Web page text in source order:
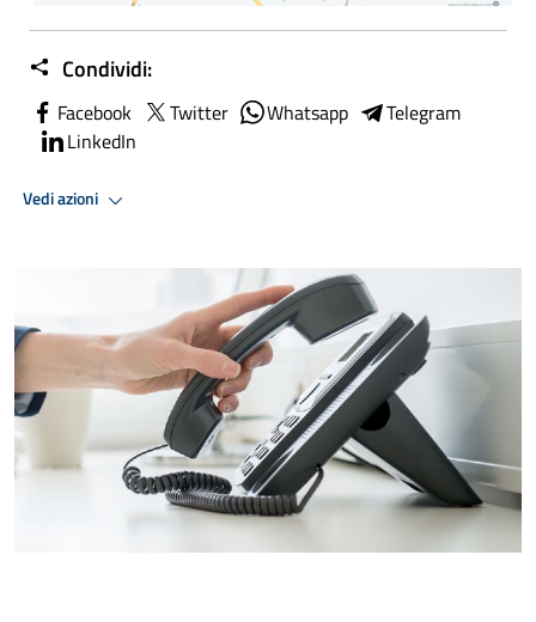
Condividi:
Facebook Twitter Whatsapp
Telegram
LinkedIn
Vedi azioni